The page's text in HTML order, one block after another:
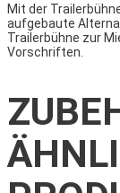
Mit der
aufgebaute
Trailerbühne zur
Vorschriften.